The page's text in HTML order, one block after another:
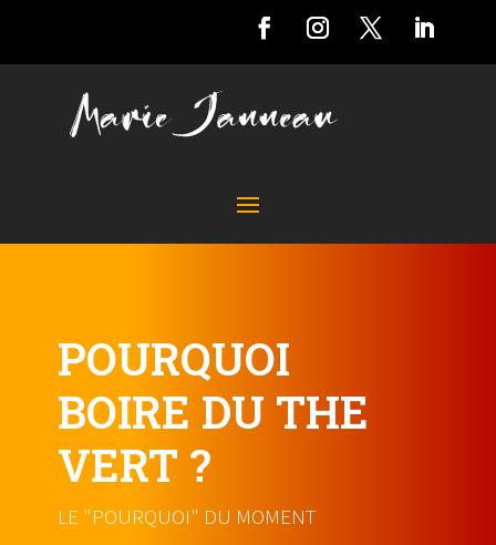
POURQUOI
BOIRE DU THE
VERT ?
LE "POURQUOI" DU MOMENT